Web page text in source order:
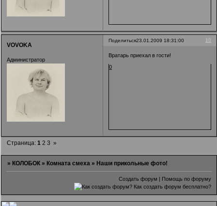
Поделиться 10
23.01.2009 18:31:00
VOVOKA
Администратор
Вратарь приехал в гости!
0
Страница:1 2 3 »
» КОЛОБОК » Комната смеха » Наши прикольные фото!
Создать форум | Помощь по форуму